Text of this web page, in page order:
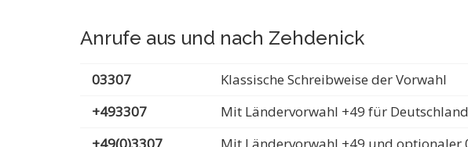
Anrufe aus und nach Zehdenick
03307
Klassische Schreibweise der Vorwahl
+493307
Mit Ländervorwahl +49 für Deutschland